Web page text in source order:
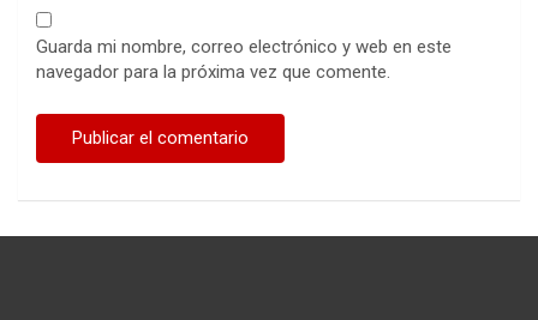
Guarda mi nombre, correo electrónico y web en este
navegador para la próxima vez que comente.